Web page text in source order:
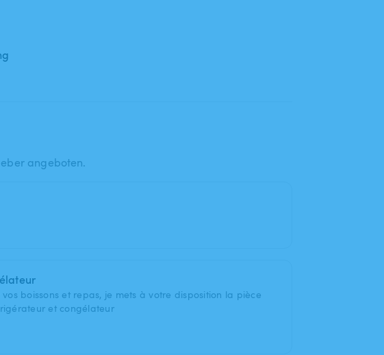
angeboten.
boissons et repas, je mets à votre disposition la pièce
et congélateur